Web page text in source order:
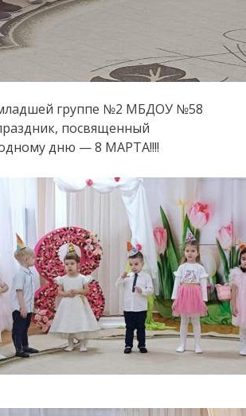
группе №2 МБДОУ №58
посвященный
дню — 8 МАРТА!!!!